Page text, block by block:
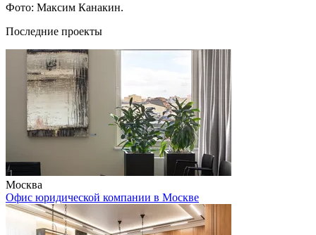
Фото: Максим Канакин.
Последние проекты
Москва
Офис юридической компании в Москве